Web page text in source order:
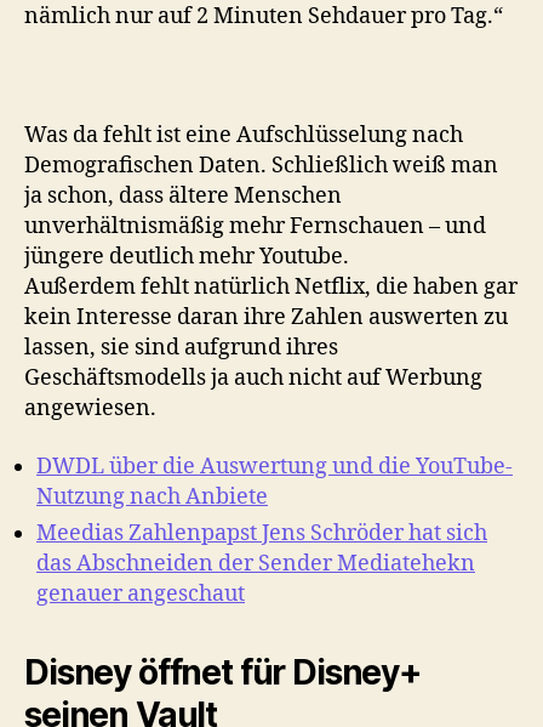
nämlich nur auf 2 Minuten Sehdauer pro Tag.“
Was da fehlt ist eine Aufschlüsselung nach
Demografischen Daten. Schließlich weiß man
ja schon, dass ältere Menschen
unverhältnismäßig mehr Fernschauen – und
jüngere deutlich mehr Youtube.
Außerdem fehlt natürlich Netflix, die haben gar
kein Interesse daran ihre Zahlen auswerten zu
lassen, sie sind aufgrund ihres
Geschäftsmodells ja auch nicht auf Werbung
angewiesen.
DWDL über die Auswertung und die YouTube-
Nutzung nach Anbiete
Meedias Zahlenpapst Jens Schröder hat sich
das Abschneiden der Sender Mediatehekn
genauer angeschaut
Disney öffnet für Disney+
seinen Vault